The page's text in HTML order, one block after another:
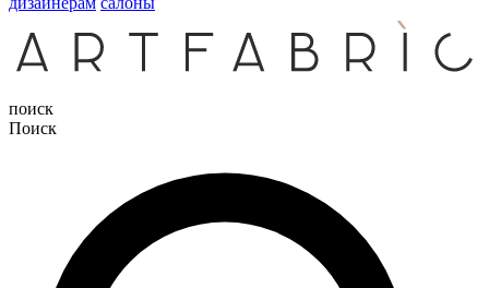
поиск
Поиск